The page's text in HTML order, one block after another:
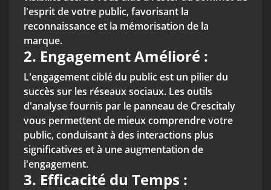
l'esprit de votre public, favorisant la
reconnaissance et la mémorisation de la
marque.
2. Engagement Amélioré :
L'engagement ciblé du public est un pilier du
succès sur les réseaux sociaux. Les outils
d'analyse fournis par le panneau de Crescitaly
vous permettent de mieux comprendre votre
public, conduisant à des interactions plus
significatives et à une augmentation de
l'engagement.
3. Efficacité du Temps :